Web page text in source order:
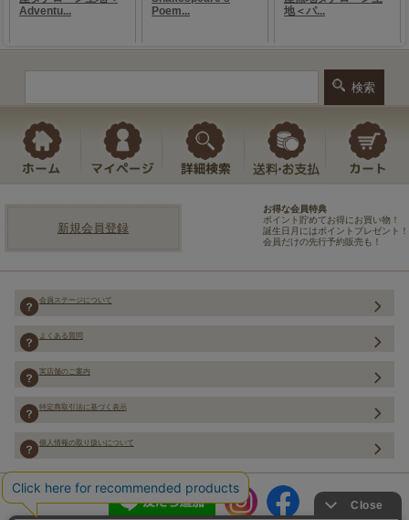
新規会員登録
お得な会員特典
ポイント貯めてお得にお買い物！
誕生日月にはポイントプレゼント！
会員だけの先行予約販売も！
会員ステージについて
よくある質問
実店舗のご案内
特定商取引法に基づく表示
個人情報の取り扱いについて